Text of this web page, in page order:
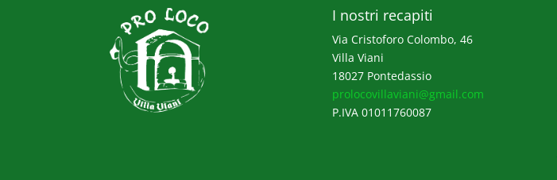
I nostri recapiti
Via Cristoforo Colombo, 46
Villa Viani
18027 Pontedassio
prolocovillaviani@gmail.com
P.IVA 01011760087